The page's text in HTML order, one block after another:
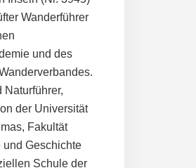
Wanderführer
und des
Naturführer,
der Universität
Fakultät
und Geschichte
Schule der